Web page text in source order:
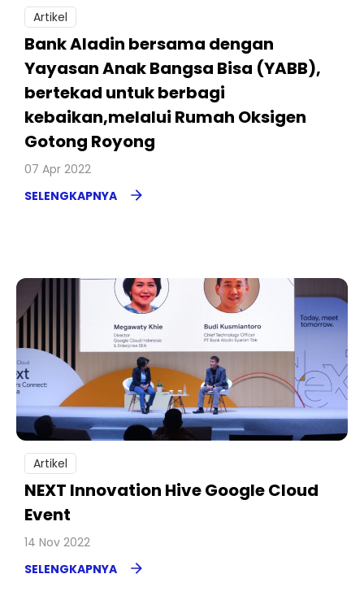
Artikel
Bank Aladin bersama dengan
Yayasan Anak Bangsa Bisa (YABB),
bertekad untuk berbagi
kebaikan,melalui Rumah Oksigen
Gotong Royong
07 Apr 2022
SELENGKAPNYA
Artikel
NEXT Innovation Hive Google Cloud
Event
14 Nov 2022
SELENGKAPNYA